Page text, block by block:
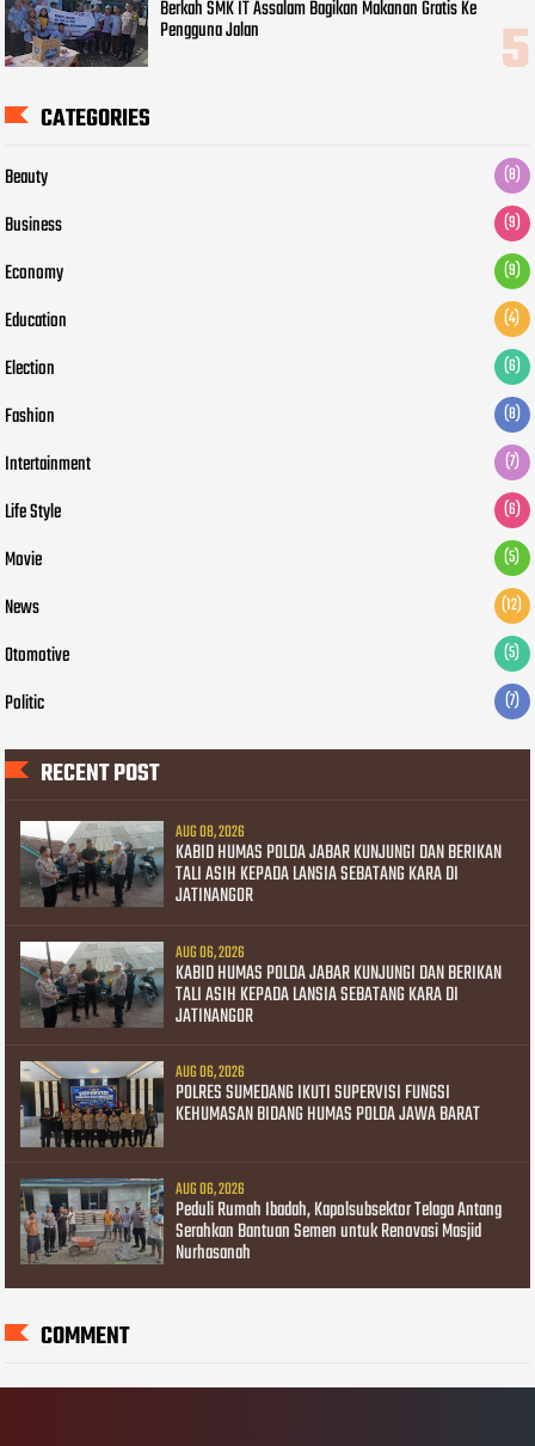
Berkah SMK IT Assalam Bagikan Makanan Gratis Ke
Pengguna Jalan
CATEGORIES
Beauty (8)
Business (9)
Economy (9)
Education (4)
Election (6)
Fashion (8)
Intertainment (7)
Life Style (6)
Movie (5)
News (12)
Otomotive (5)
Politic (7)
RECENT POST
AUG 08, 2026
KABID HUMAS POLDA JABAR KUNJUNGI DAN BERIKAN
TALI ASIH KEPADA LANSIA SEBATANG KARA DI
JATINANGOR
AUG 06, 2026
KABID HUMAS POLDA JABAR KUNJUNGI DAN BERIKAN
TALI ASIH KEPADA LANSIA SEBATANG KARA DI
JATINANGOR
AUG 06, 2026
POLRES SUMEDANG IKUTI SUPERVISI FUNGSI
KEHUMASAN BIDANG HUMAS POLDA JAWA BARAT
AUG 06, 2026
Peduli Rumah Ibadah, Kapolsubsektor Telaga Antang
Serahkan Bantuan Semen untuk Renovasi Masjid
Nurhasanah
COMMENT